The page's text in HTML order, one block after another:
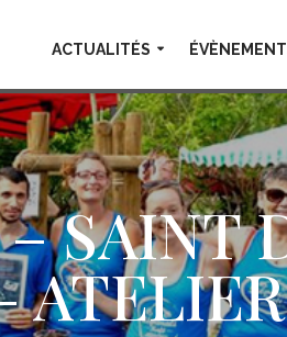
ACTUALITÉS
SAINT